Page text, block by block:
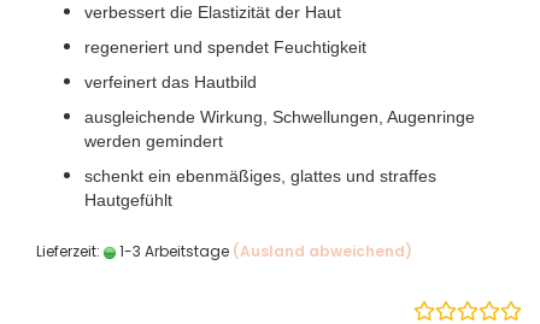
verbessert die Elastizität der Haut
regeneriert und spendet Feuchtigkeit
verfeinert das Hautbild
ausgleichende Wirkung, Schwellungen, Augenringe
werden gemindert
schenkt ein ebenmäßiges, glattes und straffes
Hautgefühlt
Lieferzeit: 1-3 Arbeitstage (Ausland abweichend)